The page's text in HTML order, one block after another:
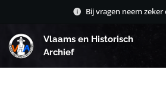
Bij vragen neem
Vlaams en Historisch
Archief